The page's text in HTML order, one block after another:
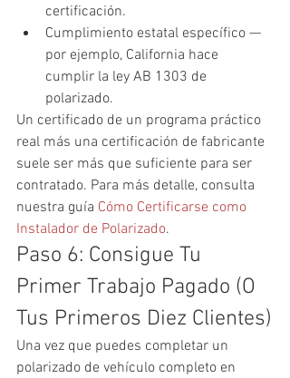
certificación.
Cumplimiento estatal específico —
por ejemplo, California hace
cumplir la ley AB 1303 de
polarizado.
Un certificado de un programa práctico
real más una certificación de fabricante
suele ser más que suficiente para ser
contratado. Para más detalle, consulta
nuestra guía Cómo Certificarse como
Instalador de Polarizado.
Paso 6: Consigue Tu
Primer Trabajo Pagado (O
Tus Primeros Diez Clientes)
Una vez que puedes completar un
polarizado de vehículo completo en